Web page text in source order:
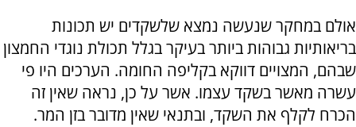
אולם במחקר שנעשה נמצא שלשקדים יש תכונות
בריאותיות גבוהות ביותר בעיקר בגלל תכולת נוגדי החמצון
שבהם, המצויים דווקא בקליפה החומה. הערכים היו פי
עשרה מאשר בשקד עצמו. אשר על כן, נראה שאין זה
הכרח לקלף את השקד, ובתנאי שאין מדובר בזן המר.